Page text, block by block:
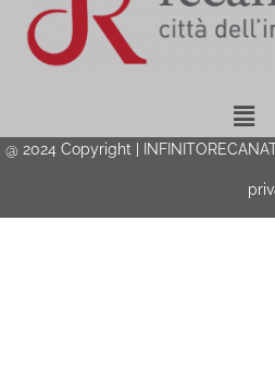
Menu
@ 2024 Copyright |